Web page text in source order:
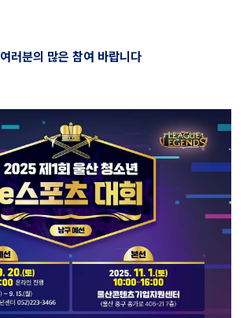
여러분의 많은 참여 바랍니다